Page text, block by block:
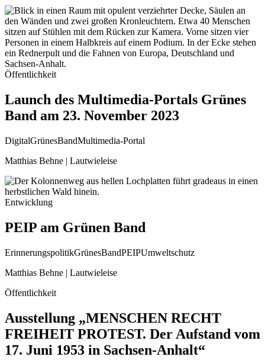
Öffentlichkeit
Launch des Multimedia-Portals Grünes
Band am 23. November 2023
DigitalGrünesBandMultimedia-Portal
Matthias Behne | Lautwieleise
Entwicklung
PEIP am Grünen Band
ErinnerungspolitikGrünesBandPEIPUmweltschutz
Matthias Behne | Lautwieleise
Öffentlichkeit
Ausstellung „MENSCHEN RECHT
FREIHEIT PROTEST. Der Aufstand vom
17. Juni 1953 in Sachsen-Anhalt“